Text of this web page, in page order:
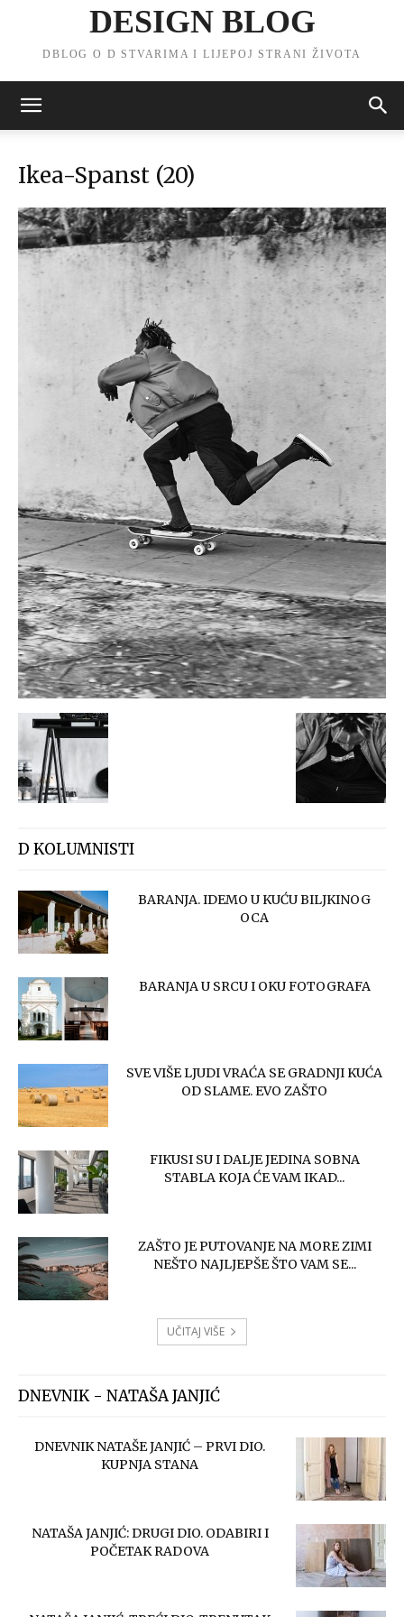
DESIGN BLOG
DBLOG O D STVARIMA I LIJEPOJ STRANI ŽIVOTA
Ikea-Spanst (20)
D KOLUMNISTI
BARANJA. IDEMO U KUĆU BILJKINOG
OCA
BARANJA U SRCU I OKU FOTOGRAFA
SVE VIŠE LJUDI VRAĆA SE GRADNJI KUĆA
OD SLAME. EVO ZAŠTO
FIKUSI SU I DALJE JEDINA SOBNA
STABLA KOJA ĆE VAM IKAD...
ZAŠTO JE PUTOVANJE NA MORE ZIMI
NEŠTO NAJLJEPŠE ŠTO VAM SE...
UČITAJ VIŠE
DNEVNIK - NATAŠA JANJIĆ
DNEVNIK NATAŠE JANJIĆ – PRVI DIO.
KUPNJA STANA
NATAŠA JANJIĆ: DRUGI DIO. ODABIRI I
POČETAK RADOVA